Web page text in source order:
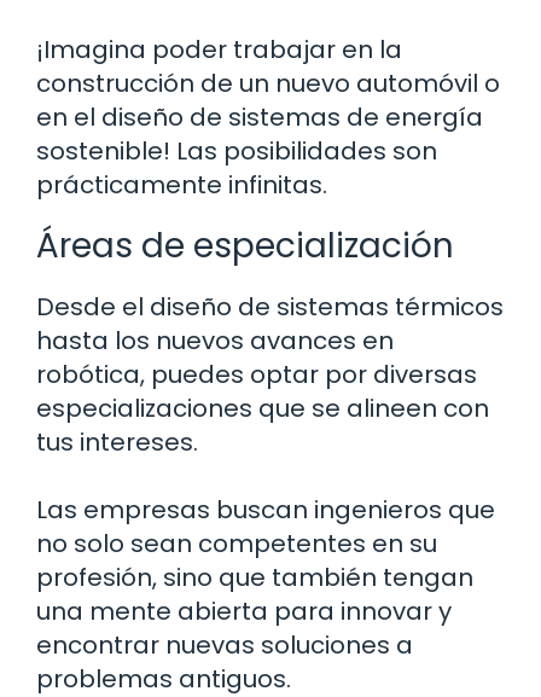
¡Imagina poder trabajar en la
construcción de un nuevo automóvil o
en el diseño de sistemas de energía
sostenible! Las posibilidades son
prácticamente infinitas.
Áreas de especialización
Desde el diseño de sistemas térmicos
hasta los nuevos avances en
robótica, puedes optar por diversas
especializaciones que se alineen con
tus intereses.
Las empresas buscan ingenieros que
no solo sean competentes en su
profesión, sino que también tengan
una mente abierta para innovar y
encontrar nuevas soluciones a
problemas antiguos.